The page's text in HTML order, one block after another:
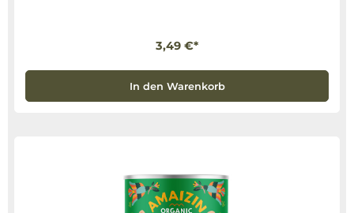
3,49 €*
In den Warenkorb